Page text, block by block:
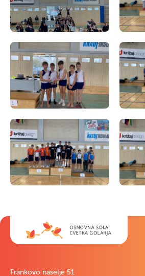
Frankovo naselje 51